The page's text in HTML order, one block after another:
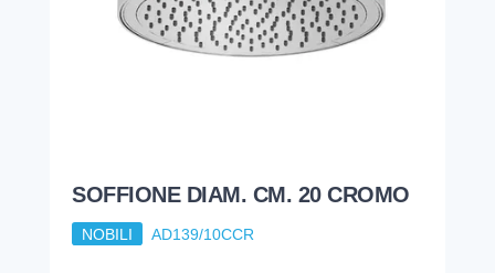
SOFFIONE DIAM. CM. 20 CROMO
NOBILI AD139/10CCR